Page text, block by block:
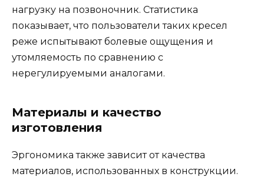
нагрузку на позвоночник. Статистика
показывает, что пользователи таких кресел
реже испытывают болевые ощущения и
утомляемость по сравнению с
нерегулируемыми аналогами.
Материалы и качество
изготовления
Эргономика также зависит от качества
материалов, использованных в конструкции.